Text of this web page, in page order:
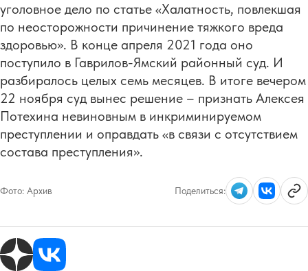
уголовное дело по статье «Халатность, повлекшая
по неосторожности причинение тяжкого вреда
здоровью». В конце апреля 2021 года оно
поступило в Гаврилов-Ямский районный суд. И
разбиралось целых семь месяцев. В итоге вечером
22 ноября суд вынес решение – признать Алексея
Потехина невиновным в инкриминируемом
преступлении и оправдать «в связи с отсутствием
состава преступления».
Фото: Архив Поделиться: